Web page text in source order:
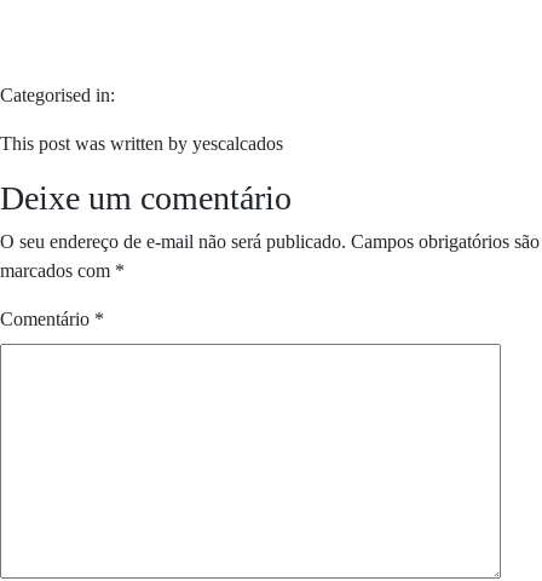
Categorised in:
This post was written by yescalcados
Deixe um comentário
O seu endereço de e-mail não será publicado. Campos obrigatórios são
marcados com *
Comentário *